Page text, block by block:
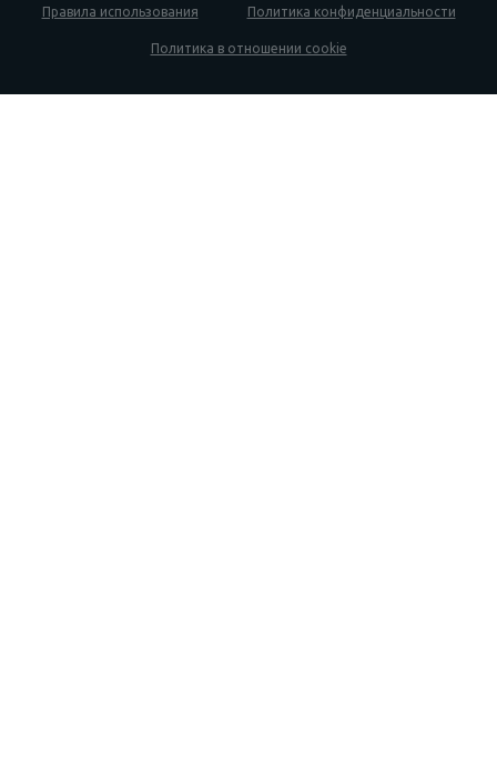
Правила использования Политика конфиденциальности
Политика в отношении cookie